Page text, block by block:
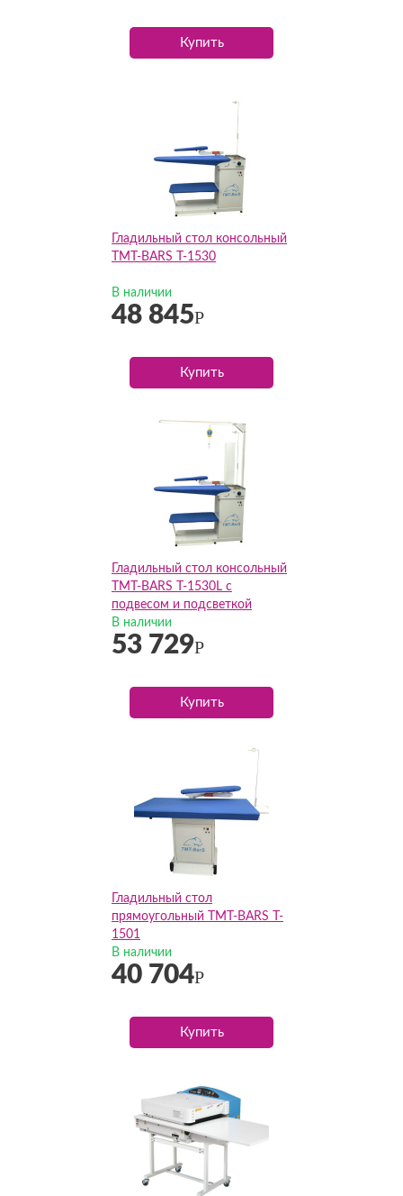
Купить
Гладильный стол консольный
TMT-BARS T-1530
В наличии
48 845Р
Купить
Гладильный стол консольный
TMT-BARS T-1530L с
подвесом и подсветкой
В наличии
53 729Р
Купить
Гладильный стол
прямоугольный TMT-BARS T-
1501
В наличии
40 704Р
Купить